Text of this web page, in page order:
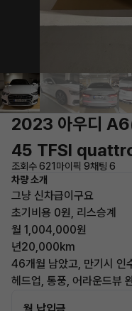
2023 아우디
45 TFSI
조회수 621 마이픽 9채팅 6
차량 소개
그냥 신차급이구요
초기비용 0원, 리스승계
월 1,004,000원
년20,000km
46개월 남았고, 만기시 인
헤드업, 통풍, 어라운드뷰